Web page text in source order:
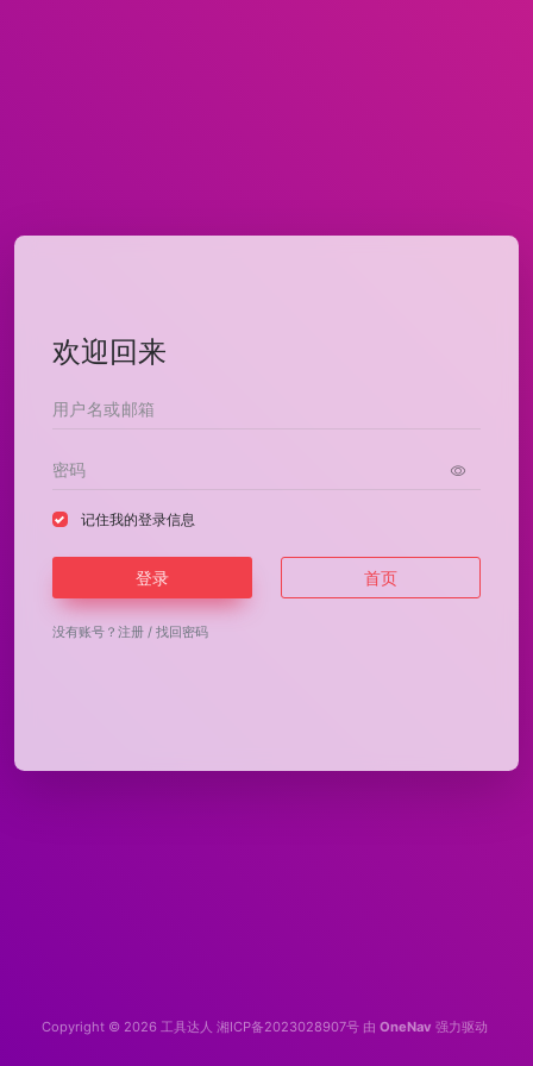
欢迎回来
记住我的登录信息
登录 首页
没有账号？ 注册 / 找回密码
Copyright © 2026 工具达人 湘ICP备2023028907号 由 OneNav 强力驱动